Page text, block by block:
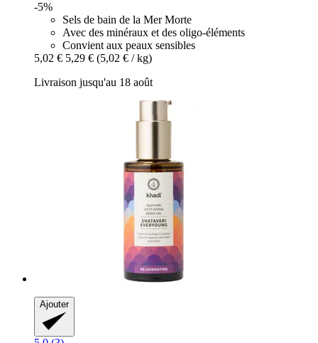
-5%
Sels de bain de la Mer Morte
Avec des minéraux et des oligo-éléments
Convient aux peaux sensibles
5,02 € 5,29 € (5,02 € / kg)
Livraison jusqu'au 18 août
Ajouter